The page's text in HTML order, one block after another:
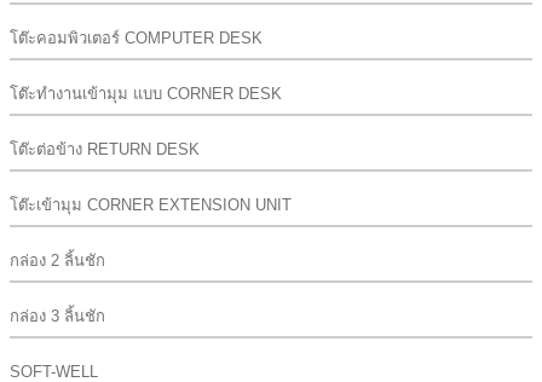
โต๊ะคอมพิวเตอร์ COMPUTER DESK
โต๊ะทำงานเข้ามุม แบบ CORNER DESK
โต๊ะต่อข้าง RETURN DESK
โต๊ะเข้ามุม CORNER EXTENSION UNIT
กล่อง 2 ลิ้นชัก
กล่อง 3 ลิ้นชัก
SOFT-WELL